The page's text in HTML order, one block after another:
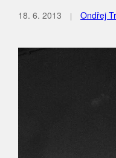
18. 6. 2013 Ondřej